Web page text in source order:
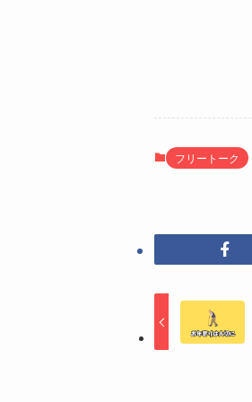
フリートーク